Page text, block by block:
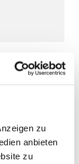
zu
anbieten
zu